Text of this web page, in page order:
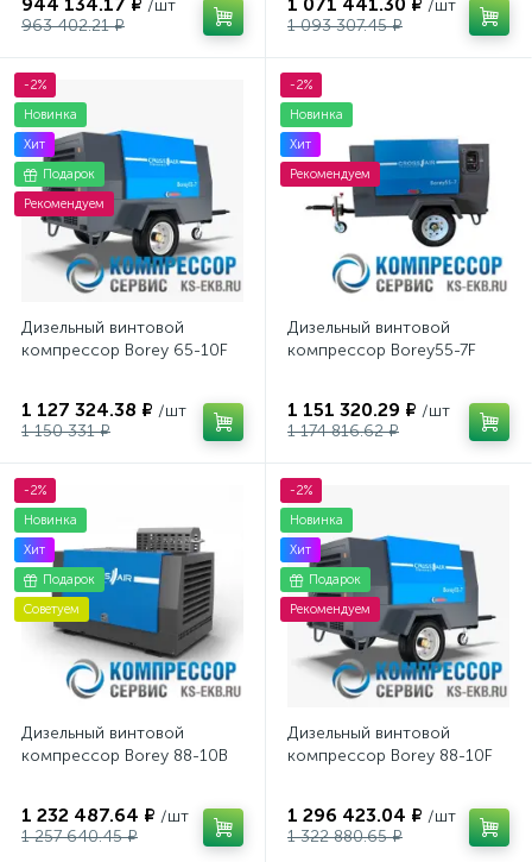
/шт
963 402.21 ₽
/шт
1 093 307.45 ₽
-2%
Новинка
Хит
Подарок
Рекомендуем
Дизельный винтовой
компрессор Borey 65-10F
1 127 324.38 ₽ /шт
1 150 331 ₽
-2%
Новинка
Хит
Рекомендуем
Дизельный винтовой
компрессор Borey55-7F
1 151 320.29 ₽ /шт
1 174 816.62 ₽
-2%
Новинка
Хит
Подарок
Советуем
Дизельный винтовой
компрессор Borey 88-10B
1 232 487.64 ₽ /шт
1 257 640.45 ₽
-2%
Новинка
Хит
Подарок
Рекомендуем
Дизельный винтовой
компрессор Borey 88-10F
1 296 423.04 ₽ /шт
1 322 880.65 ₽